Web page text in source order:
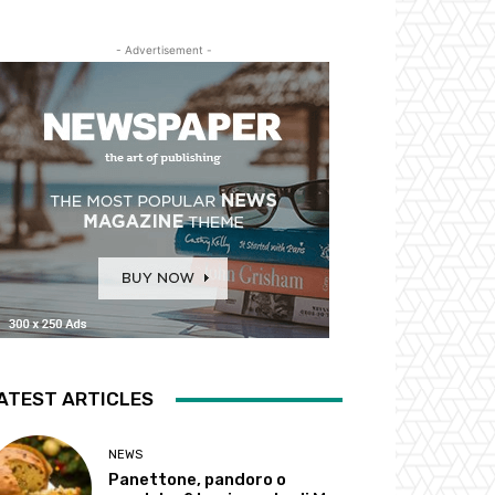
- Advertisement -
ARTICLES
NEWS
Panettone, pandoro o